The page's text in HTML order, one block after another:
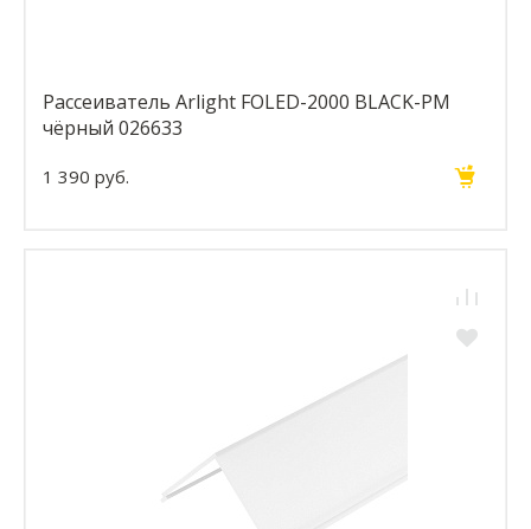
Рассеиватель Arlight FOLED-2000 BLACK-PM
чёрный 026633
1 390 руб.